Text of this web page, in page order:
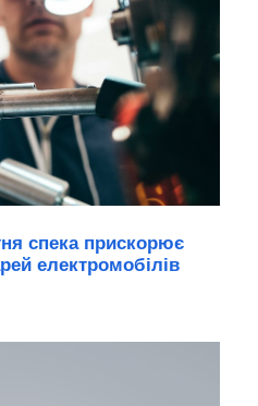
спека прискорює
електромобілів